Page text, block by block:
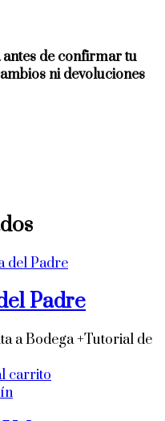
antes de confirmar tu
ni devoluciones
Padre
a Bodega +Tutorial de
carrito